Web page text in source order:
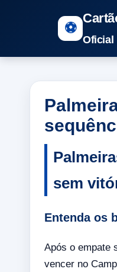
⚽
Oficial
sem
Entenda os
Após o empate
vencer no